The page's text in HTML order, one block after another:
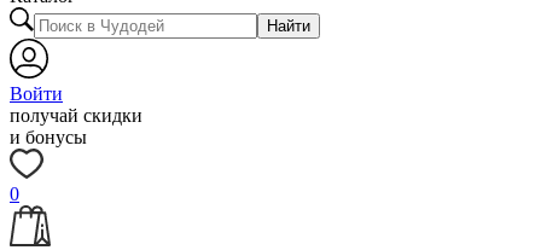
Найти
Войти
получай скидки
и бонусы
0